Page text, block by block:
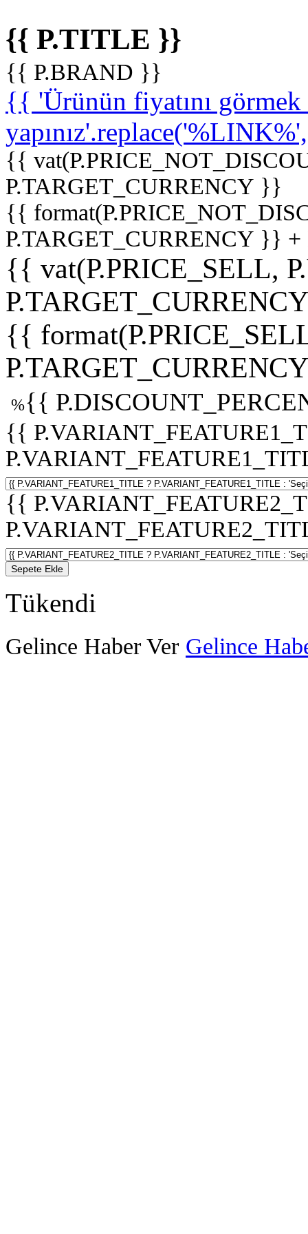
{{ P.TITLE }}
{{ P.BRAND }}
{{ 'Ürünün fiyatını
{{
P.TARGET_CURRENCY }}
{{
P.TARGET_CURRENCY }}
{{ vat(P.PRICE_SELL,
{{
%{{
{{
{{
Sepete Ekle
Tükendi
Gelince Haber Ver Gelince